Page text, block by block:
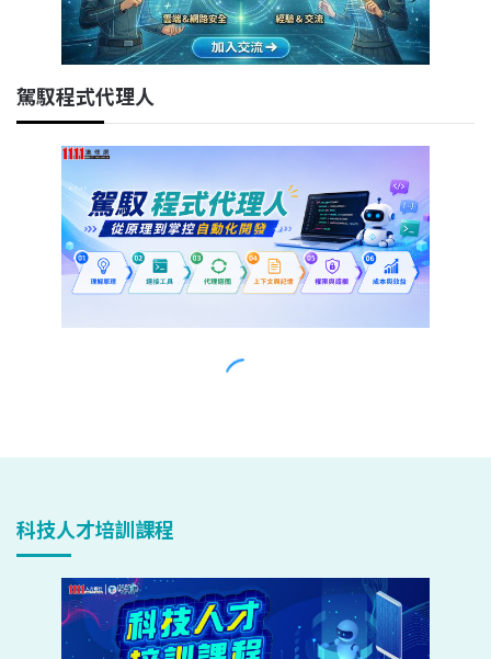
科技人才培訓課程